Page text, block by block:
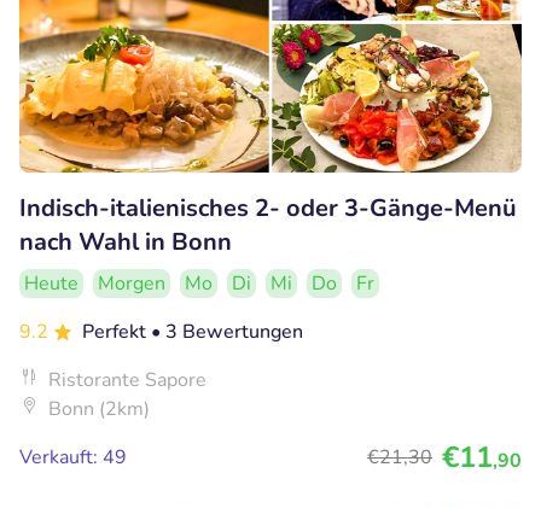
Indisch-italienisches 2- oder 3-Gänge-Menü
nach Wahl in Bonn
Heute Morgen Mo Di Mi Do
Fr
9.2
Perfekt • 3 Bewertungen
Ristorante Sapore
Bonn (2km)
Verkauft: 49
€21,30 €11,90